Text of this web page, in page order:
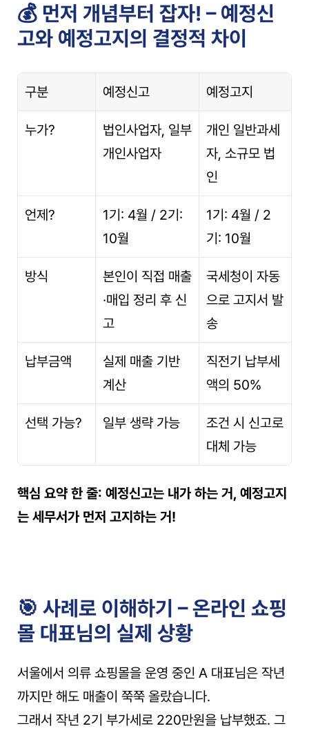
💰 먼저 개념부터 잡자! – 예정신
고와 예정고지의 결정적 차이
구분 예정신고 예정고지
누가?
법인사업자, 일부
개인사업자
개인 일반과세
자, 소규모 법
인
언제?
1기: 4월 / 2기:
10월
1기: 4월 / 2
기: 10월
방식
본인이 직접 매출
·매입 정리 후 신
고
국세청이 자동
으로 고지서 발
송
납부금액
실제 매출 기반
계산
직전기 납부세
액의 50%
선택 가능? 일부 생략 가능
조건 시 신고로
대체 가능
핵심 요약 한 줄: 예정신고는 내가 하는 거, 예정고지
는 세무서가 먼저 고지하는 거!
🎯 사례로 이해하기 – 온라인 쇼핑
몰 대표님의 실제 상황
서울에서 의류 쇼핑몰을 운영 중인 A 대표님은 작년
까지만 해도 매출이 쭉쭉 올랐습니다.
그래서 작년 2기 부가세로 220만원을 납부했죠. 그